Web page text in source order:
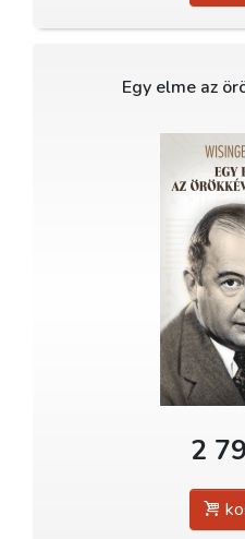
Egy elme az
2